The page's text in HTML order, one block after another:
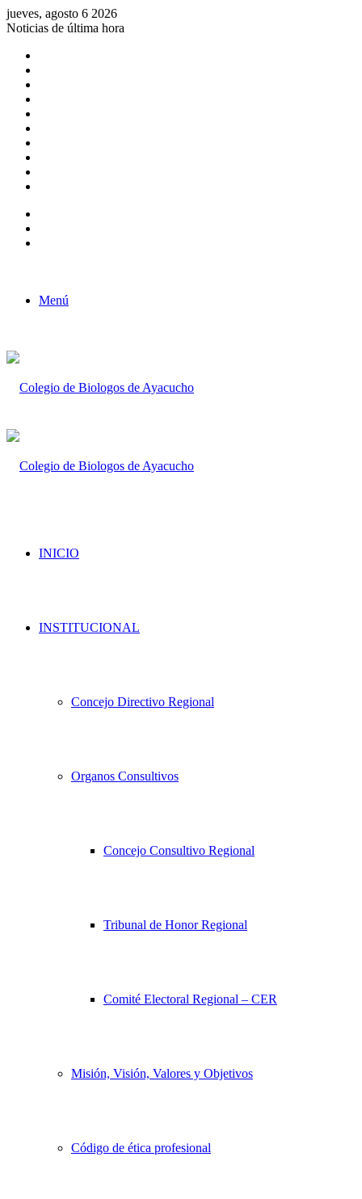
jueves, agosto 6 2026
Noticias de última hora
Menú
INICIO
INSTITUCIONAL
Concejo Directivo Regional
Organos Consultivos
Concejo Consultivo Regional
Tribunal de Honor Regional
Comité Electoral Regional – CER
Misión, Visión, Valores y Objetivos
Código de ética profesional